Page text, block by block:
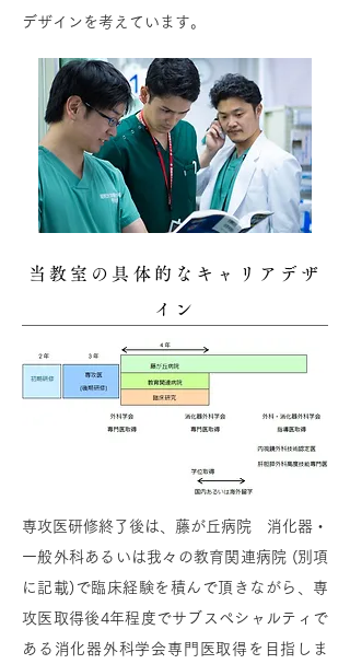
デザインを考えています。
当教室の具体的なキャリアデザ
イン
専攻医研修終了後は、藤が丘病院 消化器・
一般外科あるいは我々の教育関連病院 (別項
に記載)で臨床経験を積んで頂きながら、専
攻医取得後4年程度でサブスペシャルティで
ある消化器外科学会専門医取得を目指しま